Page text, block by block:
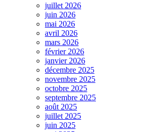
juillet 2026
juin 2026
mai 2026
avril 2026
mars 2026
février 2026
janvier 2026
décembre 2025
novembre 2025
octobre 2025
septembre 2025
août 2025
juillet 2025
juin 2025